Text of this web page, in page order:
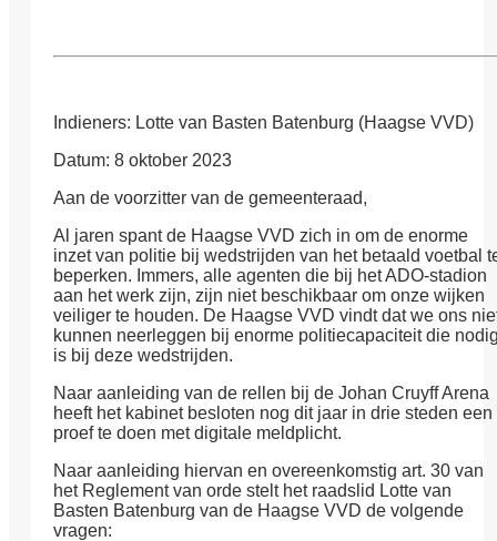
Indieners: Lotte van Basten Batenburg (Haagse VVD)
Datum: 8 oktober 2023
Aan de voorzitter van de gemeenteraad,
Al jaren spant de Haagse VVD zich in om de enorme
inzet van politie bij wedstrijden van het betaald voetbal
beperken. Immers, alle agenten die bij het ADO-stadion
aan het werk zijn, zijn niet beschikbaar om onze wijken
veiliger te houden. De Haagse VVD vindt dat we ons
kunnen neerleggen bij enorme politiecapaciteit die
is bij deze wedstrijden.
Naar aanleiding van de rellen bij de Johan Cruyff Arena
heeft het kabinet besloten nog dit jaar in drie steden een
proef te doen met digitale meldplicht.
Naar aanleiding hiervan en overeenkomstig art. 30 van
het Reglement van orde stelt het raadslid Lotte van
Basten Batenburg van de Haagse VVD de volgende
vragen: